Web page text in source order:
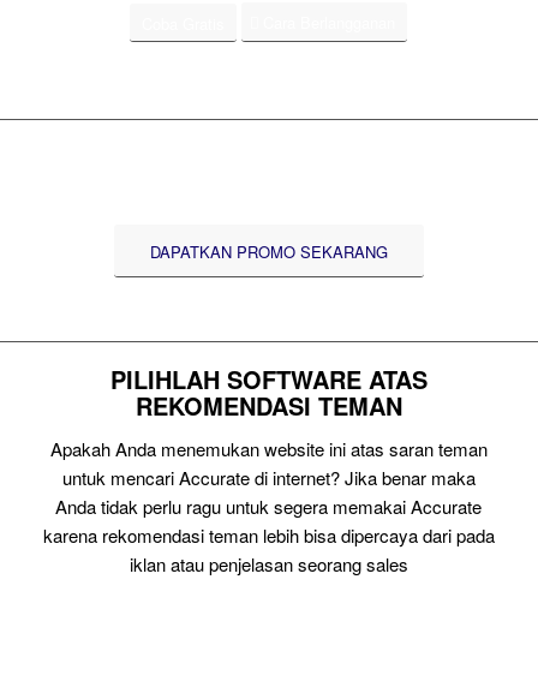
DAPATKAN PROMO SEKARANG
PILIHLAH SOFTWARE ATAS
REKOMENDASI TEMAN
Apakah Anda menemukan website ini atas saran teman
untuk mencari Accurate di internet? Jika benar maka
Anda tidak perlu ragu untuk segera memakai Accurate
karena rekomendasi teman lebih bisa dipercaya dari pada
iklan atau penjelasan seorang sales